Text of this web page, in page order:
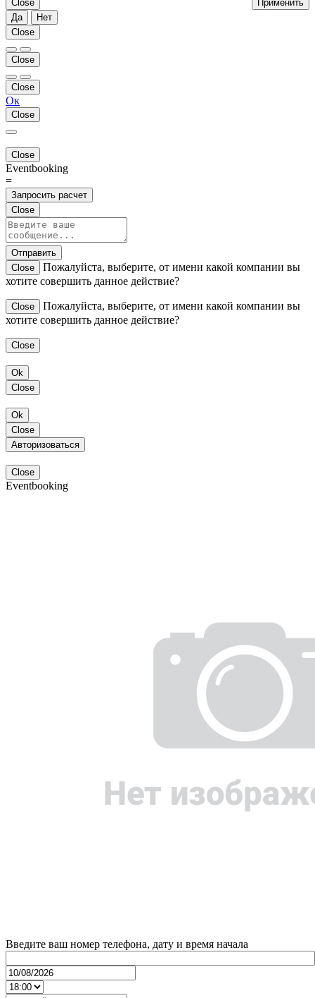
Применить
Close
Да
Нет
Close
Close
Close
Ок
Close
Close
Eventbooking
=
Запросить расчет
Close
Отправить
Close
Пожалуйста, выберите, от имени какой компании вы
хотите совершить данное действие?
Close
Пожалуйста, выберите, от имени какой компании вы
хотите совершить данное действие?
Close
Ok
Close
Ok
Close
Авторизоваться
Close
Eventbooking
Введите ваш номер телефона, дату и время начала